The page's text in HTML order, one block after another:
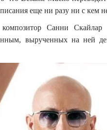
еще ни разу ни с кем
Санни Скайлар
вырученных на ней